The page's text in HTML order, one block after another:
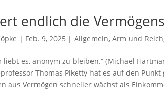
endlich die
| Feb. 9, 2025 |Allgemein,Arm und Reich
liebt es, anonym zu bleiben.“ (Michael
Thomas Piketty hat es auf den
aus Vermögen schneller wächst als